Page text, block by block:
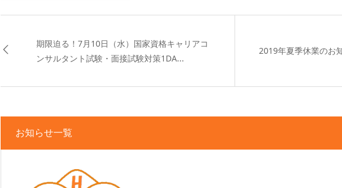
期限迫る！7月10日（水）国家資格キャリアコ
ンサルタント試験・面接試験対策1DA...
2019年夏季休業のお
お知らせ一覧